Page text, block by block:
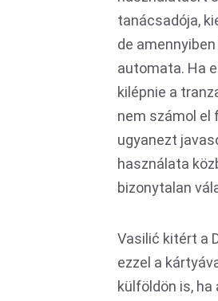
tanácsadója,
de
automata. Ha
kilépnie a
nem számol el
ugyanezt
használata
bizonytalan
Vasilić kitért a
ezzel a
külföldön is,